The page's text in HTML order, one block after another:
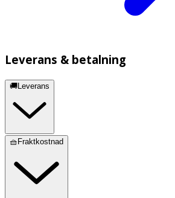
Leverans & betalning
🚚Leverans
🧺Fraktkostnad